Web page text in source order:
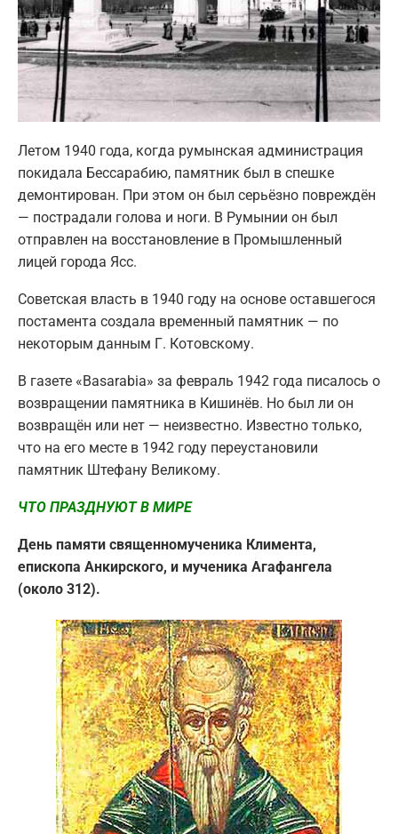
Летом 1940 года, когда румынская администрация
покидала Бессарабию, памятник был в спешке
демонтирован. При этом он был серьёзно повреждён
— пострадали голова и ноги. В Румынии он был
отправлен на восстановление в Промышленный
лицей города Ясс.
Советская власть в 1940 году на основе оставшегося
постамента создала временный памятник — по
некоторым данным Г. Котовскому.
В газете «Basarabia» за февраль 1942 года писалось о
возвращении памятника в Кишинёв. Но был ли он
возвращён или нет — неизвестно. Известно только,
что на его месте в 1942 году переустановили
памятник Штефану Великому.
ЧТО ПРАЗДНУЮТ В МИРЕ
День памяти священномученика Климента,
епископа Анкирского, и мученика Агафангела
(около 312).